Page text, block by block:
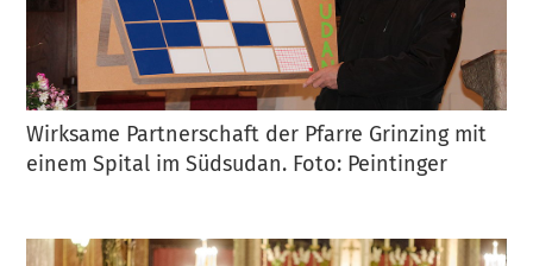
Wirksame Partnerschaft der Pfarre Grinzing mit
einem Spital im Südsudan. Foto: Peintinger